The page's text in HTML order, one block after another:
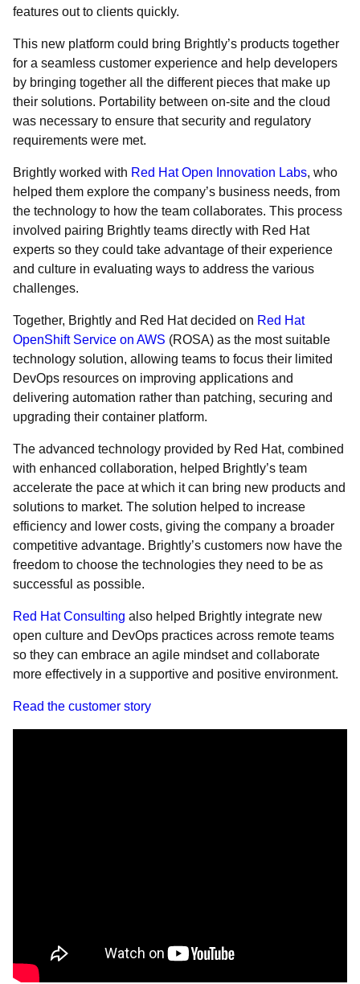
features out to clients quickly.
This new platform could bring Brightly’s products together
for a seamless customer experience and help developers
by bringing together all the different pieces that make up
their solutions. Portability between on-site and the cloud
was necessary to ensure that security and regulatory
requirements were met.
Brightly worked with Red Hat Open Innovation Labs, who
helped them explore the company’s business needs, from
the technology to how the team collaborates. This process
involved pairing Brightly teams directly with Red Hat
experts so they could take advantage of their experience
and culture in evaluating ways to address the various
challenges.
Together, Brightly and Red Hat decided on Red Hat
OpenShift Service on AWS (ROSA) as the most suitable
technology solution, allowing teams to focus their limited
DevOps resources on improving applications and
delivering automation rather than patching, securing and
upgrading their container platform.
The advanced technology provided by Red Hat, combined
with enhanced collaboration, helped Brightly’s team
accelerate the pace at which it can bring new products and
solutions to market. The solution helped to increase
efficiency and lower costs, giving the company a broader
competitive advantage. Brightly’s customers now have the
freedom to choose the technologies they need to be as
successful as possible.
Red Hat Consulting also helped Brightly integrate new
open culture and DevOps practices across remote teams
so they can embrace an agile mindset and collaborate
more effectively in a supportive and positive environment.
Read the customer story